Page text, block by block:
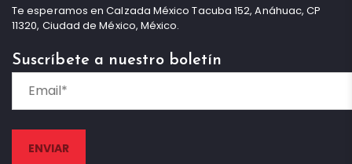
Te esperamos en Calzada México Tacuba 152, Anáhuac, CP
11320, Ciudad de México, México.
Suscríbete a nuestro boletín